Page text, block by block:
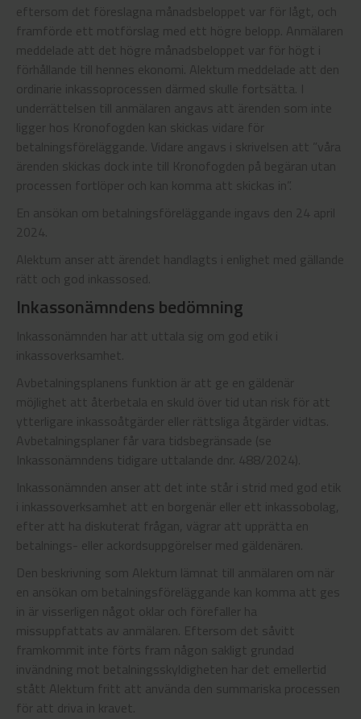
eftersom det föreslagna månadsbeloppet var för lågt, och
framförde ett motförslag med ett högre belopp. Anmälaren
meddelade att det högre månadsbeloppet var för högt i
förhållande till hennes ekonomi. Alektum meddelade att den
ordinarie inkassoprocessen därmed skulle fortsätta. I
underrättelsen till anmälaren angavs att ärenden som inte
ligger hos Kronofogden kan skickas vidare för
betalningsföreläggande. Vidare angavs i skrivelsen att ”våra
ärenden skickas dock inte till Kronofogden på begäran utan
processen fortlöper och kan komma att skickas in”.
En ansökan om betalningsföreläggande ingavs den 24 april
2024.
Alektum anser att ärendet handlagts i enlighet med gällande
rätt och god inkassosed.
Inkassonämndens bedömning
Inkassonämnden har att uttala sig om god etik i
inkassoverksamhet.
Avbetalningsplanens funktion är att ge en gäldenär
möjlighet att återbetala en skuld över tid utan risk för att
ytterligare inkassoåtgärder eller rättsliga åtgärder vidtas.
Avbetalningsplaner får vara tidsbegränsade (se
Inkassonämndens tidigare uttalande dnr. 488/2024).
Inkassonämnden anser att det inte står i strid med god etik
i inkassoverksamhet att en borgenär eller ett inkassobolag,
efter att ha diskuterat frågan, vägrar att upprätta en
betalnings- eller ackordsuppgörelser med gäldenären.
Den beskrivning som Alektum lämnat till anmälaren om när
en ansökan om betalningsföreläggande kan komma att ges
in är visserligen något oklar och förefaller ha
missuppfattats av anmälaren. Eftersom det såvitt
framkommit inte förts fram någon sakligt grundad
invändning mot betalningsskyldigheten har det emellertid
stått Alektum fritt att använda den summariska processen
för att driva in kravet.